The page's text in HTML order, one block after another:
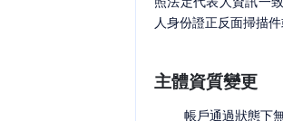
人身份證正反面掃描件
主體資質變更
帳戶通過狀態下無